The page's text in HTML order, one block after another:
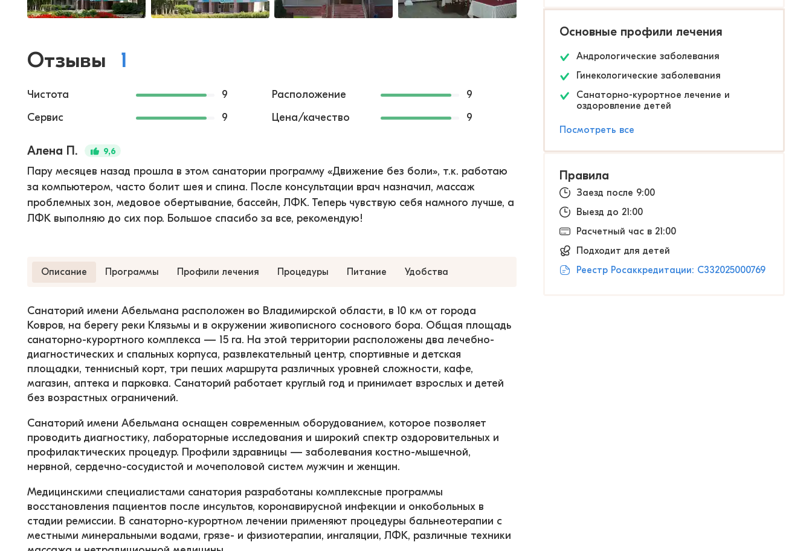
Отзывы 1
Чистота 9 Расположение
9
Сервис
9 Цена/качество 9
Алена П. 9,6
Пару месяцев назад прошла в этом санатории программу «Движение без боли», т.к. работаю
за компьютером, часто болит шея и спина. После консультации врач назначил, массаж
проблемных зон, медовое обертывание, бассейн, ЛФК. Теперь чувствую себя намного лучше, а
ЛФК выполняю до сих пор. Большое спасибо за все, рекомендую!
Описание Программы Профили лечения Процедуры Питание Удобства
Санаторий имени Абельмана расположен во Владимирской области, в 10 км от города
Ковров, на берегу реки Клязьмы и в окружении живописного соснового бора. Общая площадь
санаторно-курортного комплекса — 15 га. На этой территории расположены два лечебно-
диагностических и спальных корпуса, развлекательный центр, спортивные и детская
площадки, теннисный корт, три пеших маршрута различных уровней сложности, кафе,
магазин, аптека и парковка. Санаторий работает круглый год и принимает взрослых и детей
без возрастных ограничений.
Санаторий имени Абельмана оснащен современным оборудованием, которое позволяет
проводить диагностику, лабораторные исследования и широкий спектр оздоровительных и
профилактических процедур. Профили здравницы — заболевания костно-мышечной,
нервной, сердечно-сосудистой и мочеполовой систем мужчин и женщин.
Медицинскими специалистами санатория разработаны комплексные программы
восстановления пациентов после инсультов, коронавирусной инфекции и онкобольных в
стадии ремиссии. В санаторно-курортном лечении применяют процедуры бальнеотерапии с
местными минеральными водами, грязе- и физиотерапии, ингаляции, ЛФК, различные техники
Основные профили лечения
Андрологические заболевания
Гинекологические заболевания
Санаторно-курортное лечение и
оздоровление детей
Посмотреть все
Правила
Заезд после 9:00
Выезд до 21:00
Расчетный час в 21:00
Подходит для детей
Реестр Росаккредитации: С332025000769